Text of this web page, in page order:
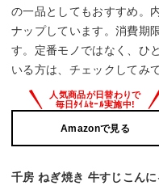
の一品としてもおすすめ。
ナップしています。消費期
す。定番モノではなく、ひ
いる方は、チェックしてみ
Amazonで見る
千房 ねぎ焼き 牛すじこんに